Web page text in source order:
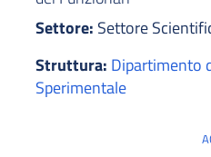
Settore: Settore
Struttura: Dipartimento
Sperimentale